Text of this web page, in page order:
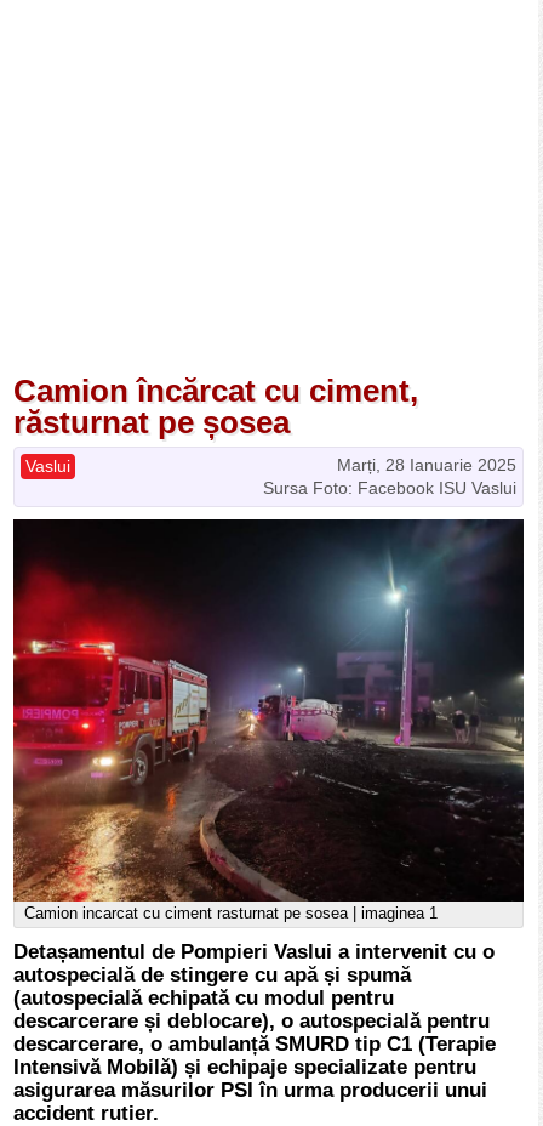
Camion încărcat cu ciment,
răsturnat pe șosea
Marți, 28 Ianuarie 2025
Vaslui
Sursa Foto: Facebook ISU Vaslui
Camion incarcat cu ciment rasturnat pe sosea | imaginea 1
Detașamentul de Pompieri Vaslui a intervenit cu o
autospecială de stingere cu apă și spumă
(autospecială echipată cu modul pentru
descarcerare și deblocare), o autospecială pentru
descarcerare, o ambulanță SMURD tip C1 (Terapie
Intensivă Mobilă) și echipaje specializate pentru
asigurarea măsurilor PSI în urma producerii unui
accident rutier.